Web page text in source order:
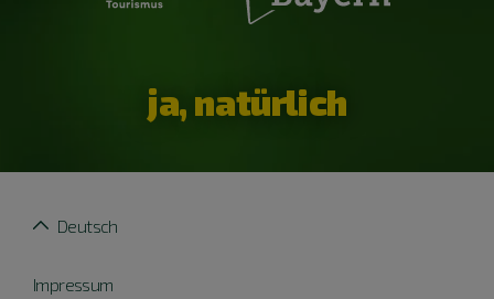
ja, natürlich
Impressum
Deutsch